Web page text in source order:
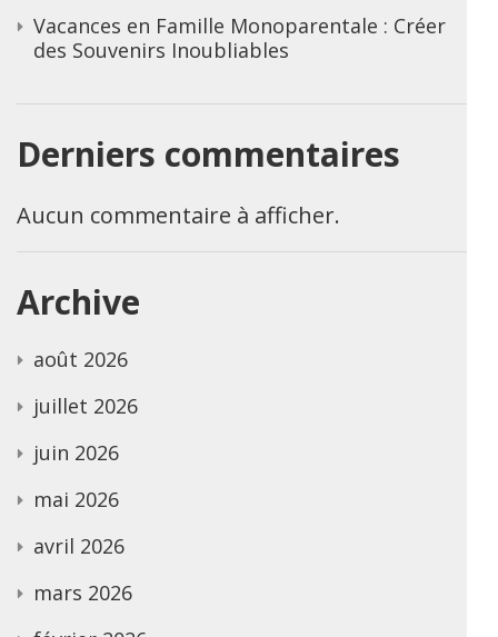
Vacances en Famille Monoparentale : Créer
des Souvenirs Inoubliables
Derniers commentaires
Aucun commentaire à afficher.
Archive
août 2026
juillet 2026
juin 2026
mai 2026
avril 2026
mars 2026